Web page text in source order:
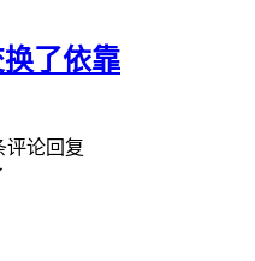
了依靠
评论回复